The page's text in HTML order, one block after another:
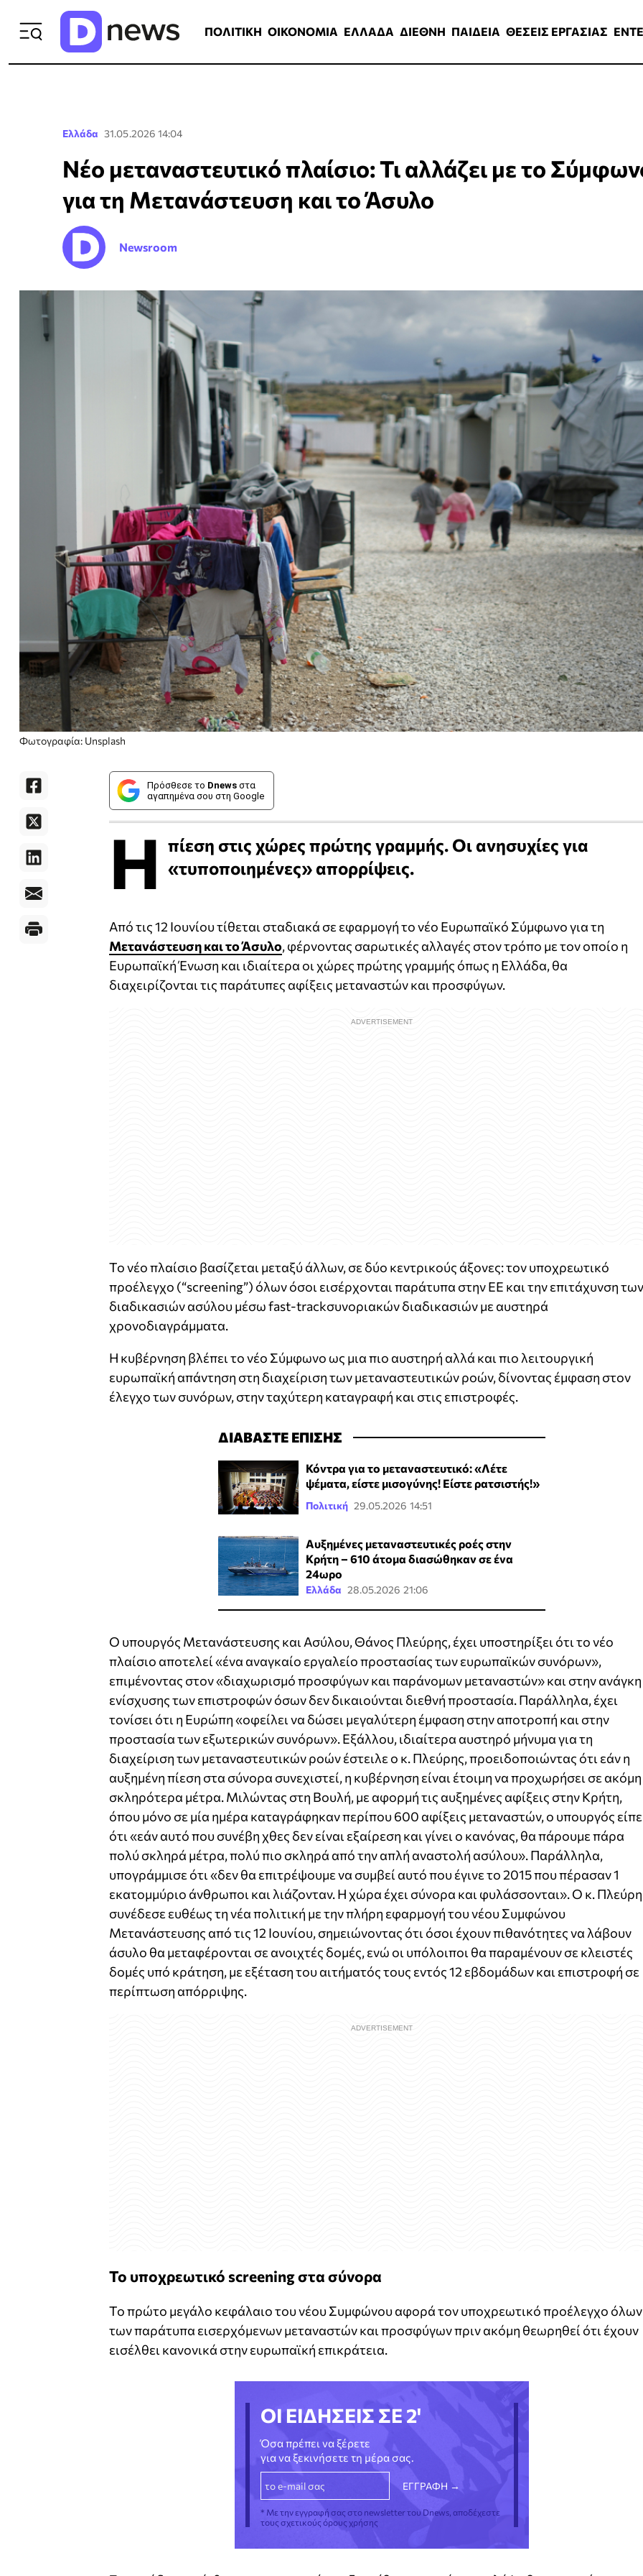
ΠΟΛΙΤΙΚΗ ΟΙΚΟΝΟΜΙΑ ΕΛΛΑΔΑ ΔΙΕΘΝΗ ΠΑΙΔΕΙΑ ΘΕΣΕΙΣ ΕΡΓΑΣΙΑΣ
Ελλάδα 31.05.2026 14:04
Νέο μεταναστευτικό πλαίσιο: Τι αλλάζει με το
για τη Μετανάστευση και το Άσυλο
Newsroom
Φωτογραφία: Unsplash
Πρόσθεσε το Dnews στα
αγαπημένα σου στη Google
Η πίεση στις χώρες πρώτης γραμμής. Οι ανησυχίες για
«τυποποιημένες» απορρίψεις.
Από τις 12 Ιουνίου τίθεται σταδιακά σε εφαρμογή το νέο Ευρωπαϊκό Σύμφωνο για τη
Μετανάστευση και το Άσυλο, φέρνοντας σαρωτικές αλλαγές στον τρόπο με τον οποίο η
Ευρωπαϊκή Ένωση και ιδιαίτερα οι χώρες πρώτης γραμμής όπως η Ελλάδα, θα
διαχειρίζονται τις παράτυπες αφίξεις μεταναστών και προσφύγων.
Το νέο πλαίσιο βασίζεται μεταξύ άλλων, σε δύο κεντρικούς άξονες: τον υποχρεωτικό
προέλεγχο (“screening”) όλων όσοι εισέρχονται παράτυπα στην ΕΕ και την επιτάχυνση των
διαδικασιών ασύλου μέσω fast-trackσυνοριακών διαδικασιών με αυστηρά
χρονοδιαγράμματα.
Η κυβέρνηση βλέπει το νέο Σύμφωνο ως μια πιο αυστηρή αλλά και πιο λειτουργική
ευρωπαϊκή απάντηση στη διαχείριση των μεταναστευτικών ροών, δίνοντας έμφαση στον
έλεγχο των συνόρων, στην ταχύτερη καταγραφή και στις επιστροφές.
ΔΙΑΒΑΣΤΕ ΕΠΙΣΗΣ
Κόντρα για το μεταναστευτικό: «Λέτε
ψέματα, είστε μισογύνης! Είστε ρατσιστής!»
Πολιτική 29.05.2026 14:51
Αυξημένες μεταναστευτικές ροές στην
Κρήτη – 610 άτομα διασώθηκαν σε ένα
24ωρο
Ελλάδα 28.05.2026 21:06
Ο υπουργός Μετανάστευσης και Ασύλου, Θάνος Πλεύρης, έχει υποστηρίξει ότι το νέο
πλαίσιο αποτελεί «ένα αναγκαίο εργαλείο προστασίας των ευρωπαϊκών συνόρων»,
επιμένοντας στον «διαχωρισμό προσφύγων και παράνομων μεταναστών» και στην ανάγκη
ενίσχυσης των επιστροφών όσων δεν δικαιούνται διεθνή προστασία. Παράλληλα, έχει
τονίσει ότι η Ευρώπη «οφείλει να δώσει μεγαλύτερη έμφαση στην αποτροπή και στην
προστασία των εξωτερικών συνόρων». Εξάλλου, ιδιαίτερα αυστηρό μήνυμα για τη
διαχείριση των μεταναστευτικών ροών έστειλε ο κ. Πλεύρης, προειδοποιώντας ότι εάν η
αυξημένη πίεση στα σύνορα συνεχιστεί, η κυβέρνηση είναι έτοιμη να προχωρήσει σε ακόμη
σκληρότερα μέτρα. Μιλώντας στη Βουλή, με αφορμή τις αυξημένες αφίξεις στην Κρήτη,
όπου μόνο σε μία ημέρα καταγράφηκαν περίπου 600 αφίξεις μεταναστών, ο υπουργός είπε
ότι «εάν αυτό που συνέβη χθες δεν είναι εξαίρεση και γίνει ο κανόνας, θα πάρουμε πάρα
πολύ σκληρά μέτρα, πολύ πιο σκληρά από την απλή αναστολή ασύλου». Παράλληλα,
υπογράμμισε ότι «δεν θα επιτρέψουμε να συμβεί αυτό που έγινε το 2015 που πέρασαν 1
εκατομμύριο άνθρωποι και λιάζονταν. Η χώρα έχει σύνορα και φυλάσσονται». Ο κ.
συνέδεσε ευθέως τη νέα πολιτική με την πλήρη εφαρμογή του νέου Συμφώνου
Μετανάστευσης από τις 12 Ιουνίου, σημειώνοντας ότι όσοι έχουν πιθανότητες να λάβουν
άσυλο θα μεταφέρονται σε ανοιχτές δομές, ενώ οι υπόλοιποι θα παραμένουν σε κλειστές
δομές υπό κράτηση, με εξέταση του αιτήματός τους εντός 12 εβδομάδων και επιστροφή σε
περίπτωση απόρριψης.
Το υποχρεωτικό screening στα σύνορα
Το πρώτο μεγάλο κεφάλαιο του νέου Συμφώνου αφορά τον υποχρεωτικό προέλεγχο όλων
των παράτυπα εισερχόμενων μεταναστών και προσφύγων πριν ακόμη θεωρηθεί ότι έχουν
εισέλθει κανονικά στην ευρωπαϊκή επικράτεια.
ΟΙ ΕΙΔΗΣΕΙΣ ΣΕ 2'
Όσα πρέπει να ξέρετε
για να ξεκινήσετε τη μέρα σας.
* Με την εγγραφή σας στο newsletter του Dnews, αποδέχεστε
τους σχετικούς όρους χρήσης